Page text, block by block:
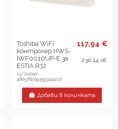
Toshiba WiFi
контролер HWS-
IWF0010UP-E за
ESTIA R32
13/111050-
4665782093593191220
117,94 €
230,14 лв.
Добави в количката